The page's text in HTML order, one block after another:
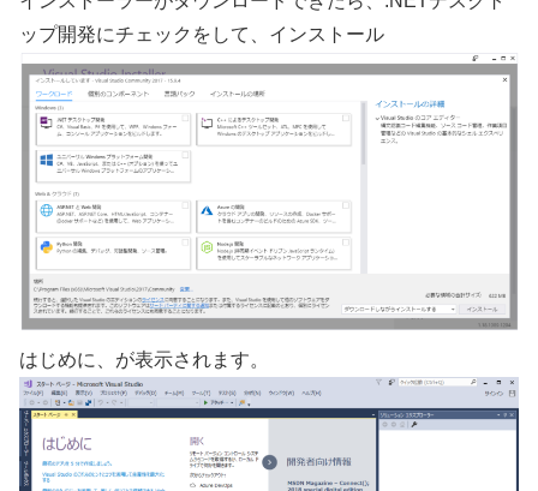
ップ開発にチェックをして、インストール
はじめに、が表示されます。